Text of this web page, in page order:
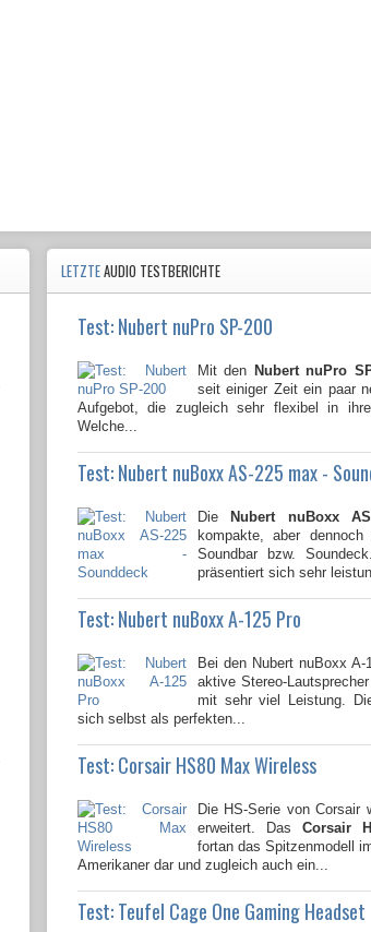
LETZTEAUDIO TESTBERICHTE
Test: Nubert nuPro SP-200
Mit den Nubert nuPro
seit einiger Zeit ein paar
Aufgebot, die zugleich sehr flexibel in
Welche...
Test: Nubert nuBoxx AS-225 max -
Die Nubert nuBoxx
kompakte, aber dennoch
Soundbar bzw.
präsentiert sich sehr
Test: Nubert nuBoxx A-125 Pro
Bei den Nubert nuBoxx
aktive Stereo-
mit sehr viel Leistung.
sich selbst als perfekten...
Test: Corsair HS80 Max Wireless
Die HS-Serie von Corsair
erweitert. Das Corsair
fortan das Spitzenmodell
Amerikaner dar und zugleich auch ein...
Test: Teufel Cage One Gaming Headset